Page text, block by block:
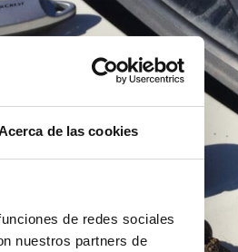
de las cookies
de redes sociales
nuestros partners de